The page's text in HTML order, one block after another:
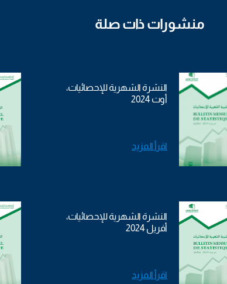
منشورات ذات صلة
النشرة الشهرية للإحصائيات،
أوت 2024
اقرأ المزيد
النشرة الشهرية للإحصائيات،
أفريل 2024
اقرأ المزيد